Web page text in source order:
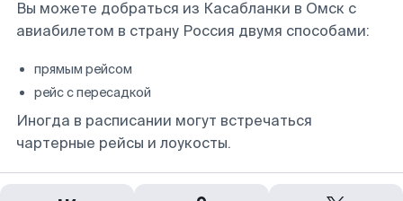
Вы можете добраться из Касабланки в Омск с
авиабилетом в страну Россия двумя способами:
прямым рейсом
рейс с пересадкой
Иногда в расписании могут встречаться
чартерные рейсы и лоукосты.